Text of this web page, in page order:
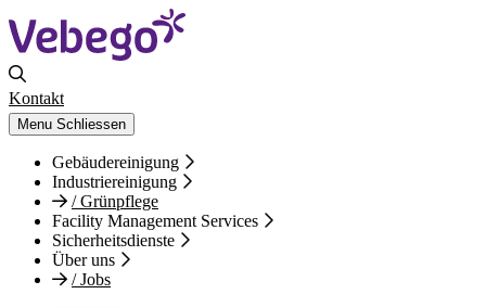
Kontakt
Menu Schliessen
Gebäudereinigung
Industriereinigung
/Grünpflege
Facility Management Services
Sicherheitsdienste
Über uns
/Jobs